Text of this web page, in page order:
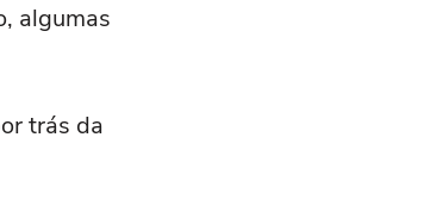
algumas
trás da